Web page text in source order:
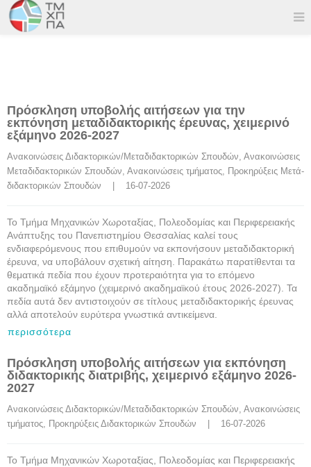
Πρόσκληση υποβολής αιτήσεων για την
εκπόνηση μεταδιδακτορικής έρευνας, χειμερινό
εξάμηνο 2026-2027
Ανακοινώσεις Διδακτορικών/Μεταδιδακτορικών Σπουδών, Ανακοινώσεις
Μεταδιδακτορικών Σπουδών, Ανακοινώσεις τμήματος, Προκηρύξεις Μετά-
διδακτορικών Σπουδών
    |    16-07-2026
Το Τμήμα Μηχανικών Χωροταξίας, Πολεοδομίας και Περιφερειακής
Ανάπτυξης του Πανεπιστημίου Θεσσαλίας καλεί τους
ενδιαφερόμενους που επιθυμούν να εκπονήσουν μεταδιδακτορική
έρευνα, να υποβάλουν σχετική αίτηση. Παρακάτω παρατίθενται τα
θεματικά πεδία που έχουν προτεραιότητα για το επόμενο
ακαδημαϊκό εξάμηνο (χειμερινό ακαδημαϊκού έτους 2026-2027). Τα
πεδία αυτά δεν αντιστοιχούν σε τίτλους μεταδιδακτορικής έρευνας
αλλά αποτελούν ευρύτερα γνωστικά αντικείμενα.
περισσότερα
Πρόσκληση υποβολής αιτήσεων για εκπόνηση
διδακτορικής διατριβής, χειμερινό εξάμηνο 2026-
2027
Ανακοινώσεις Διδακτορικών/Μεταδιδακτορικών Σπουδών, Ανακοινώσεις
τμήματος, Προκηρύξεις Διδακτορικών Σπουδών
    |    16-07-2026
Το Τμήμα Μηχανικών Χωροταξίας, Πολεοδομίας και Περιφερειακής